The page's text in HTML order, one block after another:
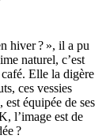
hiver ? », il a pu
naturel, c’est
Elle la digère
ces vessies
équipée de ses
l’image est de
?